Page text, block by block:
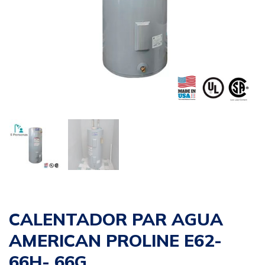
CALENTADOR PAR AGUA
AMERICAN PROLINE E62-